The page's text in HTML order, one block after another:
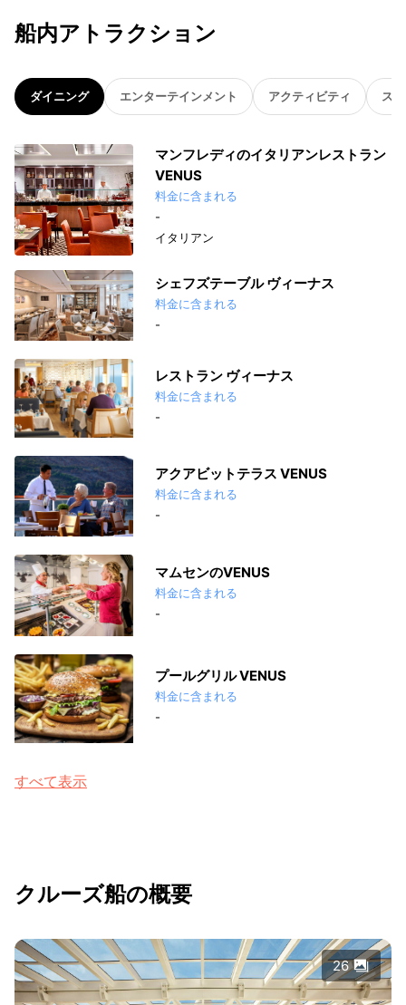
船内アトラクション
ダイニング エンターテインメント アクティビティ ス
マンフレディのイタリアンレストラン
VENUS
料金に含まれる
-
イタリアン
シェフズテーブル ヴィーナス
料金に含まれる
-
レストラン ヴィーナス
料金に含まれる
-
アクアビットテラス VENUS
料金に含まれる
-
マムセンのVENUS
料金に含まれる
-
プールグリル VENUS
料金に含まれる
-
すべて表示
クルーズ船の概要
26